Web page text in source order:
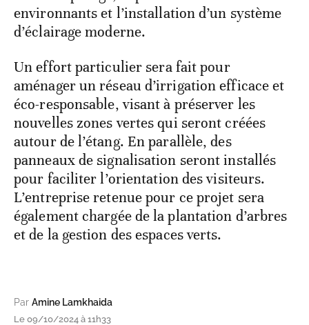
environnants et l’installation d’un système
d’éclairage moderne.
Un effort particulier sera fait pour
aménager un réseau d’irrigation efficace et
éco-responsable, visant à préserver les
nouvelles zones vertes qui seront créées
autour de l’étang. En parallèle, des
panneaux de signalisation seront installés
pour faciliter l’orientation des visiteurs.
L’entreprise retenue pour ce projet sera
également chargée de la plantation d’arbres
et de la gestion des espaces verts.
Par Amine Lamkhaida
Le 09/10/2024 à 11h33